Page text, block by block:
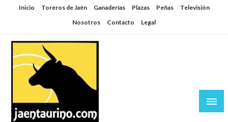
SaltarInicio Toreros de Jaén Ganaderías Plazas Peñas
Televisión
Nosotros
Contacto Legal